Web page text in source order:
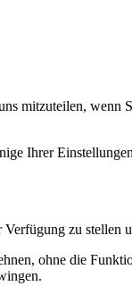
mitzuteilen, wenn
Ihrer
zu stellen
ohne die